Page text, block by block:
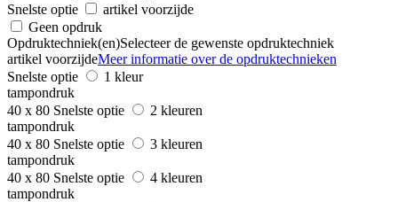
Snelste optie
artikel voorzijde
Geen opdruk
Opdruktechniek(en)Selecteer de gewenste opdruktechniek
artikel voorzijdeMeer informatie over de opdruktechnieken
Snelste optie
1 kleur
tampondruk
40 x 80 Snelste optie
2 kleuren
tampondruk
40 x 80 Snelste optie
3 kleuren
tampondruk
40 x 80 Snelste optie
4 kleuren
tampondruk